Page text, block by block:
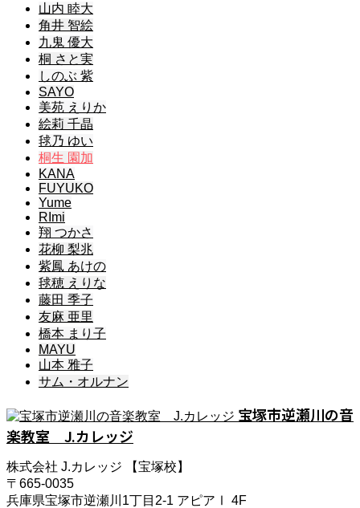
山内 睦大
角井 智絵
九鬼 優大
桐 さと実
しのぶ 紫
SAYO
美苑 えりか
絵莉 千晶
毬乃 ゆい
桐生 園加
KANA
FUYUKO
Yume
RImi
翔 つかさ
花柳 梨兆
紫鳳 あけの
毬穂 えりな
藤田 季子
友麻 亜里
橋本 まり子
MAYU
山本 雅子
サム・オルナン
宝塚市逆瀬川の音
楽教室 J.カレッジ
株式会社 J.カレッジ 【宝塚校】
〒665-0035
兵庫県宝塚市逆瀬川1丁目2-1 アピアⅠ 4F